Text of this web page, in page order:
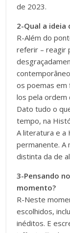
de 2023.
2-Qual a ideia
R-Além do
referir – reagir
os poemas em
los pela ordem
Dato tudo o
tempo, na
A literatura e a
permanente. A
distinta da de
3-Pensando
momento?
R-Neste
escolhidos,
inéditos. E